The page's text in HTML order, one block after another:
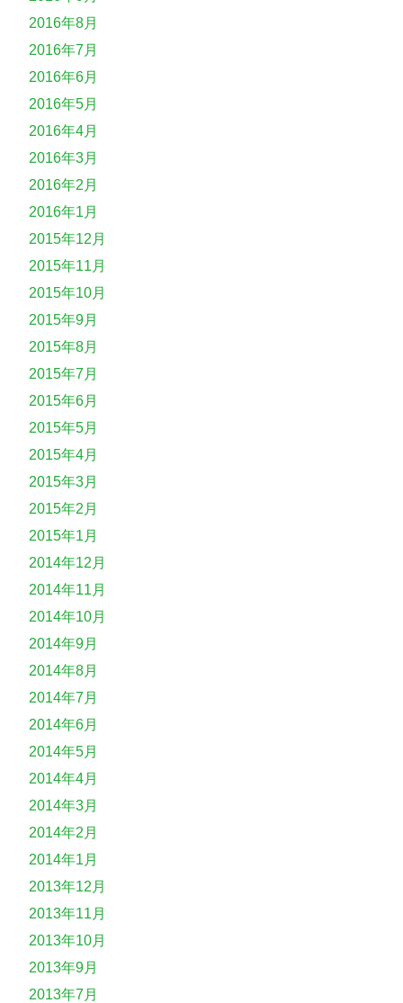
2016年8月
2016年7月
2016年6月
2016年5月
2016年4月
2016年3月
2016年2月
2016年1月
2015年12月
2015年11月
2015年10月
2015年9月
2015年8月
2015年7月
2015年6月
2015年5月
2015年4月
2015年3月
2015年2月
2015年1月
2014年12月
2014年11月
2014年10月
2014年9月
2014年8月
2014年7月
2014年6月
2014年5月
2014年4月
2014年3月
2014年2月
2014年1月
2013年12月
2013年11月
2013年10月
2013年9月
2013年7月